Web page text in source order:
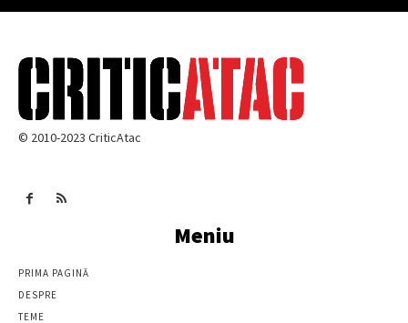
© 2010-2023 CriticAtac
Meniu
PRIMA PAGINĂ
DESPRE
TEME